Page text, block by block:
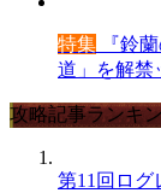
特集 『鈴
道」を解禁
攻略記事ランキ
第11回ログ